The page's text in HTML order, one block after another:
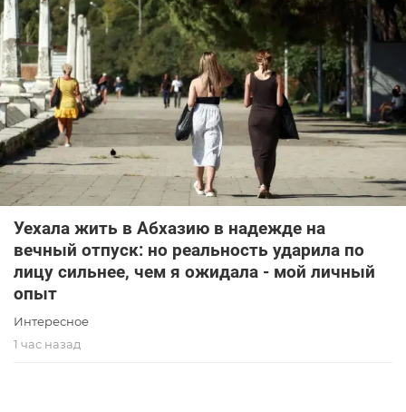
Уехала жить в Абхазию в надежде на
вечный отпуск: но реальность ударила по
лицу сильнее, чем я ожидала - мой личный
опыт
Интересное
1 час назад